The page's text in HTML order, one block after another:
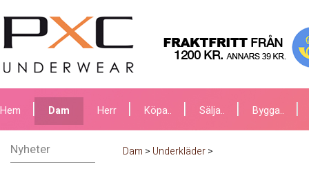
Hem Dam Herr Köpa.. Sälja.. Bygga..
Nyheter
Dam > Underkläder>